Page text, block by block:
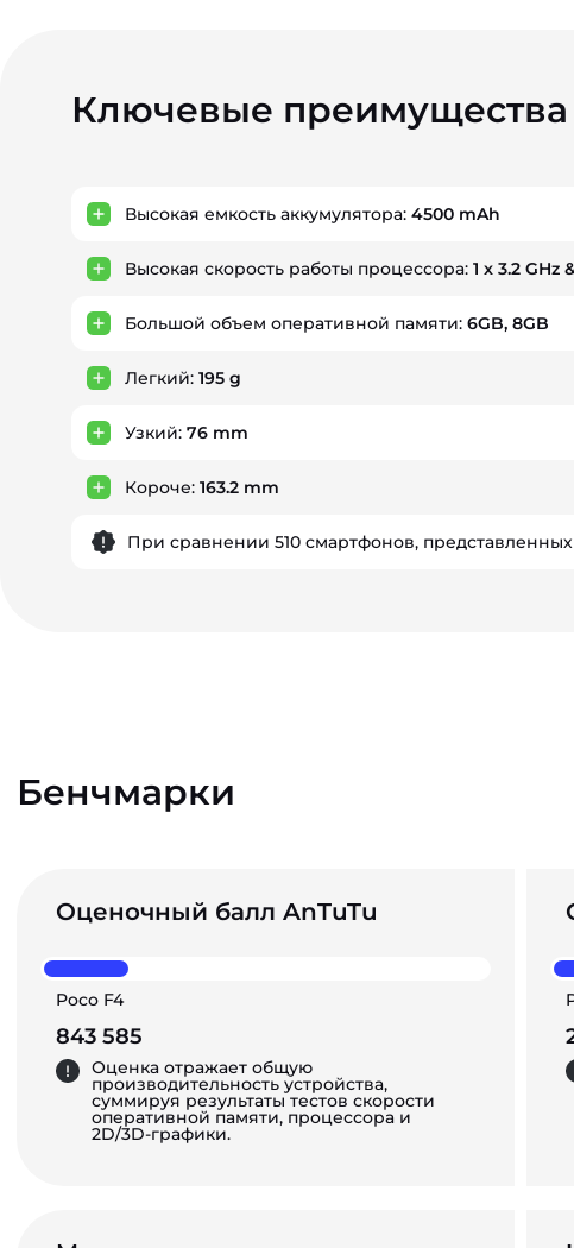
Ключевые преимущества
Высокая емкость аккумулятора: 4500 mAh
Высокая скорость работы процессора: 1 x 3.2 GHz
Большой объем оперативной памяти: 6GB, 8GB
Легкий: 195 g
Узкий: 76 mm
Короче: 163.2 mm
При сравнении 510 смартфонов, представленных
Бенчмарки
Оценочный балл AnTuTu
Poco F4
843 585
Оценка отражает общую
производительность устройства,
суммируя результаты тестов скорости
оперативной памяти, процессора и
2D/3D-графики.